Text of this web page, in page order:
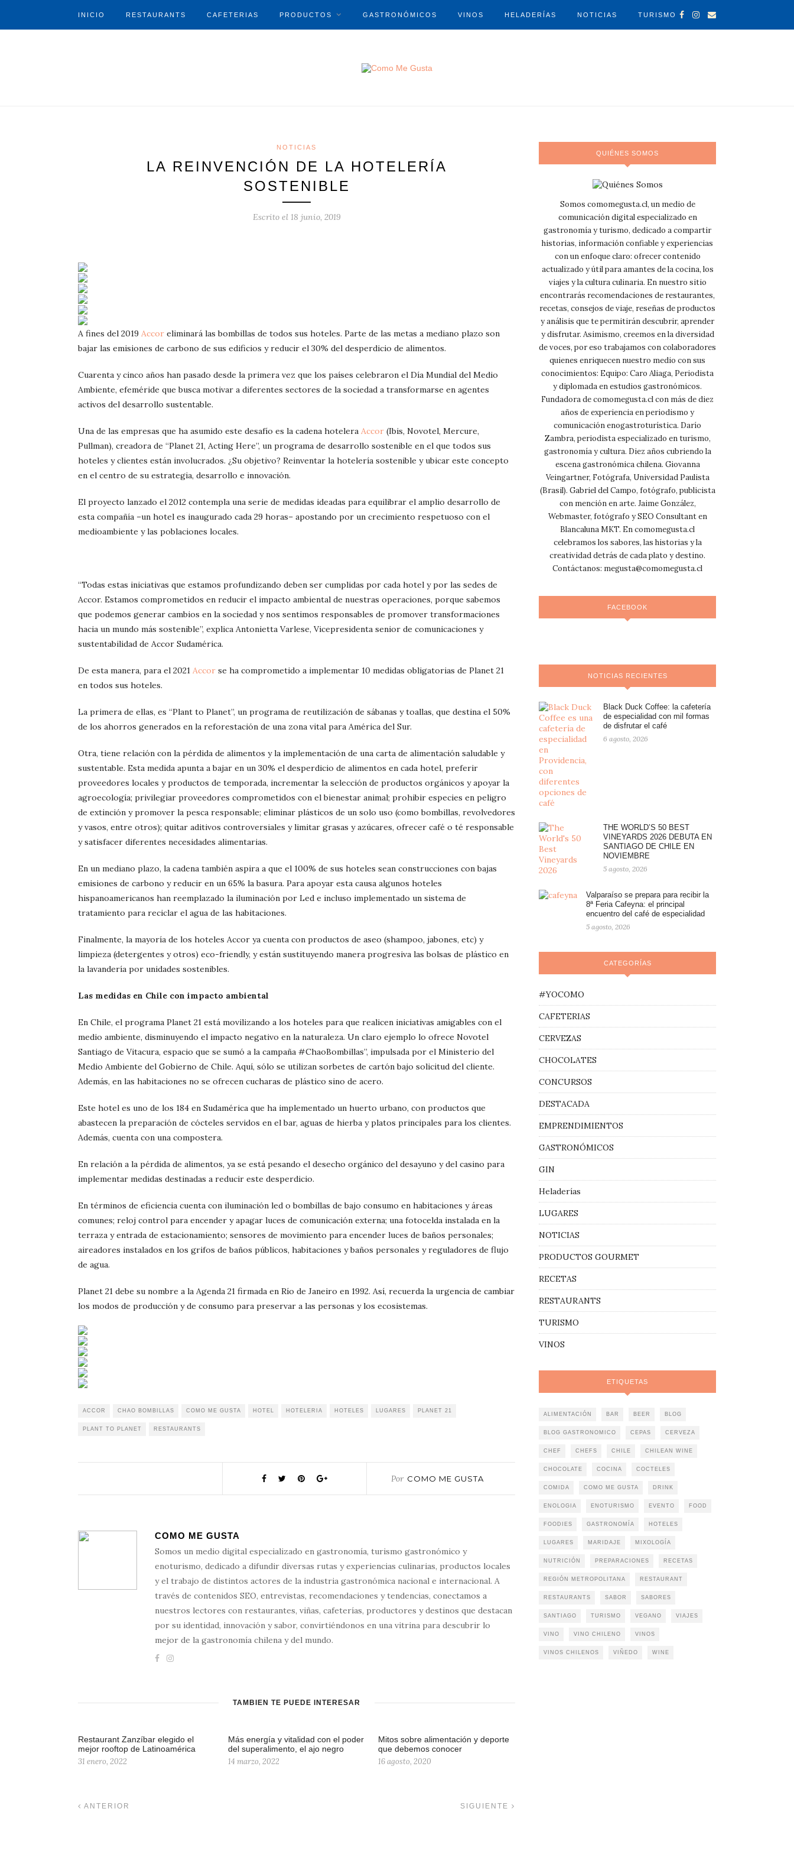
INICIO RESTAURANTS CAFETERIAS PRODUCTOS GASTRONÓMICOS VINOS HELADERÍAS NOTICIAS TURISMO
NOTICIAS
LA REINVENCIÓN DE LA HOTELERÍA
SOSTENIBLE
Escrito el 18 junio, 2019
A fines del 2019 Accor eliminará las bombillas de todos sus hoteles. Parte de las metas a mediano plazo son
bajar las emisiones de carbono de sus edificios y reducir el 30% del desperdicio de alimentos.
Cuarenta y cinco años han pasado desde la primera vez que los países celebraron el Día Mundial del Medio
Ambiente, efeméride que busca motivar a diferentes sectores de la sociedad a transformarse en agentes
activos del desarrollo sustentable.
Una de las empresas que ha asumido este desafío es la cadena hotelera Accor (Ibis, Novotel, Mercure,
Pullman), creadora de “Planet 21, Acting Here”, un programa de desarrollo sostenible en el que todos sus
hoteles y clientes están involucrados. ¿Su objetivo? Reinventar la hotelería sostenible y ubicar este concepto
en el centro de su estrategia, desarrollo e innovación.
El proyecto lanzado el 2012 contempla una serie de medidas ideadas para equilibrar el amplio desarrollo de
esta compañía –un hotel es inaugurado cada 29 horas– apostando por un crecimiento respetuoso con el
medioambiente y las poblaciones locales.
“Todas estas iniciativas que estamos profundizando deben ser cumplidas por cada hotel y por las sedes de
Accor. Estamos comprometidos en reducir el impacto ambiental de nuestras operaciones, porque sabemos
que podemos generar cambios en la sociedad y nos sentimos responsables de promover transformaciones
hacia un mundo más sostenible”, explica Antonietta Varlese, Vicepresidenta senior de comunicaciones y
sustentabilidad de Accor Sudamérica.
De esta manera, para el 2021 Accor se ha comprometido a implementar 10 medidas obligatorias de Planet 21
en todos sus hoteles.
La primera de ellas, es “Plant to Planet”, un programa de reutilización de sábanas y toallas, que destina el 50%
de los ahorros generados en la reforestación de una zona vital para América del Sur.
Otra, tiene relación con la pérdida de alimentos y la implementación de una carta de alimentación saludable y
sustentable. Esta medida apunta a bajar en un 30% el desperdicio de alimentos en cada hotel, preferir
proveedores locales y productos de temporada, incrementar la selección de productos orgánicos y apoyar la
agroecología; privilegiar proveedores comprometidos con el bienestar animal; prohibir especies en peligro
de extinción y promover la pesca responsable; eliminar plásticos de un solo uso (como bombillas, revolvedores
y vasos, entre otros); quitar aditivos controversiales y limitar grasas y azúcares, ofrecer café o té responsable
y satisfacer diferentes necesidades alimentarias.
En un mediano plazo, la cadena también aspira a que el 100% de sus hoteles sean construcciones con bajas
emisiones de carbono y reducir en un 65% la basura. Para apoyar esta causa algunos hoteles
hispanoamericanos han reemplazado la iluminación por Led e incluso implementado un sistema de
tratamiento para reciclar el agua de las habitaciones.
Finalmente, la mayoría de los hoteles Accor ya cuenta con productos de aseo (shampoo, jabones, etc) y
limpieza (detergentes y otros) eco-friendly, y están sustituyendo manera progresiva las bolsas de plástico en
la lavandería por unidades sostenibles.
Las medidas en Chile con impacto ambiental
En Chile, el programa Planet 21 está movilizando a los hoteles para que realicen iniciativas amigables con el
medio ambiente, disminuyendo el impacto negativo en la naturaleza. Un claro ejemplo lo ofrece Novotel
Santiago de Vitacura, espacio que se sumó a la campaña #ChaoBombillas”, impulsada por el Ministerio del
Medio Ambiente del Gobierno de Chile. Aquí, sólo se utilizan sorbetes de cartón bajo solicitud del cliente.
Además, en las habitaciones no se ofrecen cucharas de plástico sino de acero.
Este hotel es uno de los 184 en Sudamérica que ha implementado un huerto urbano, con productos que
abastecen la preparación de cócteles servidos en el bar, aguas de hierba y platos principales para los clientes.
Además, cuenta con una compostera.
En relación a la pérdida de alimentos, ya se está pesando el desecho orgánico del desayuno y del casino para
implementar medidas destinadas a reducir este desperdicio.
En términos de eficiencia cuenta con iluminación led o bombillas de bajo consumo en habitaciones y áreas
comunes; reloj control para encender y apagar luces de comunicación externa; una fotocelda instalada en la
terraza y entrada de estacionamiento; sensores de movimiento para encender luces de baños personales;
aireadores instalados en los grifos de baños públicos, habitaciones y baños personales y reguladores de flujo
de agua.
Planet 21 debe su nombre a la Agenda 21 firmada en Río de Janeiro en 1992. Así, recuerda la urgencia de cambiar
los modos de producción y de consumo para preservar a las personas y los ecosistemas.
ACCOR CHAO BOMBILLAS COMO ME GUSTA HOTEL HOTELERIA HOTELES LUGARES PLANET 21
PLANT TO PLANET RESTAURANTS
Por COMO ME GUSTA
COMO ME GUSTA
Somos un medio digital especializado en gastronomía, turismo gastronómico y
enoturismo, dedicado a difundir diversas rutas y experiencias culinarias, productos locales
y el trabajo de distintos actores de la industria gastronómica nacional e internacional. A
través de contenidos SEO, entrevistas, recomendaciones y tendencias, conectamos a
nuestros lectores con restaurantes, viñas, cafeterías, productores y destinos que destacan
por su identidad, innovación y sabor, convirtiéndonos en una vitrina para descubrir lo
mejor de la gastronomía chilena y del mundo.
TAMBIÉN TE PUEDE INTERESAR
Restaurant Zanzíbar elegido el
mejor rooftop de Latinoamérica
31 enero, 2022
Más energía y vitalidad con el poder
del superalimento, el ajo negro
14 marzo, 2022
Mitos sobre alimentación y deporte
que debemos conocer
16 agosto, 2020
ANTERIOR SIGUIENTE
QUIÉNES SOMOS
Somos comomegusta.cl, un medio de
comunicación digital especializado en
gastronomía y turismo, dedicado a compartir
historias, información confiable y experiencias
con un enfoque claro: ofrecer contenido
actualizado y útil para amantes de la cocina, los
viajes y la cultura culinaria. En nuestro sitio
encontrarás recomendaciones de restaurantes,
recetas, consejos de viaje, reseñas de productos
y análisis que te permitirán descubrir, aprender
y disfrutar. Asimismo, creemos en la diversidad
de voces, por eso trabajamos con colaboradores
quienes enriquecen nuestro medio con sus
conocimientos: Equipo: Caro Aliaga, Periodista
y diplomada en estudios gastronómicos.
Fundadora de comomegusta.cl con más de diez
años de experiencia en periodismo y
comunicación enogastroturística. Darío
Zambra, periodista especializado en turismo,
gastronomía y cultura. Diez años cubriendo la
escena gastronómica chilena. Giovanna
Veingartner, Fotógrafa, Universidad Paulista
(Brasil). Gabriel del Campo, fotógrafo, publicista
con mención en arte. Jaime González,
Webmaster, fotógrafo y SEO Consultant en
Blancaluna MKT. En comomegusta.cl
celebramos los sabores, las historias y la
creatividad detrás de cada plato y destino.
Contáctanos: megusta@comomegusta.cl
FACEBOOK
NOTICIAS RECIENTES
Black Duck Coffee: la cafetería
de especialidad con mil formas
de disfrutar el café
6 agosto, 2026
THE WORLD’S 50 BEST
VINEYARDS 2026 DEBUTA EN
SANTIAGO DE CHILE EN
NOVIEMBRE
5 agosto, 2026
Valparaíso se prepara para recibir la
8ª Feria Cafeyna: el principal
encuentro del café de especialidad
5 agosto, 2026
CATEGORÍAS
#YOCOMO
CAFETERIAS
CERVEZAS
CHOCOLATES
CONCURSOS
DESTACADA
EMPRENDIMIENTOS
GASTRONÓMICOS
GIN
Heladerías
LUGARES
NOTICIAS
PRODUCTOS GOURMET
RECETAS
RESTAURANTS
TURISMO
VINOS
ETIQUETAS
ALIMENTACIÓN BAR BEER BLOG
BLOG GASTRONOMICO CEPAS CERVEZA
CHEF CHEFS CHILE CHILEAN WINE
CHOCOLATE COCINA COCTELES
COMIDA COMO ME GUSTA DRINK
ENOLOGIA ENOTURISMO EVENTO FOOD
FOODIES GASTRONOMÍA HOTELES
LUGARES MARIDAJE MIXOLOGÍA
NUTRICIÓN PREPARACIONES RECETAS
REGIÓN METROPOLITANA RESTAURANT
RESTAURANTS SABOR SABORES
SANTIAGO TURISMO VEGANO VIAJES
VINO VINO CHILENO VINOS
VINOS CHILENOS VIÑEDO WINE